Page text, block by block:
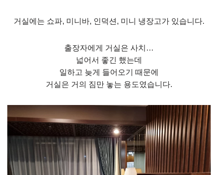
거실에는 쇼파, 미니바, 인덕션, 미니 냉장고가 있습니다.
출장자에게 거실은 사치…
넓어서 좋긴 했는데
일하고 늦게 들어오기 때문에
거실은 거의 짐만 놓는 용도였습니다.